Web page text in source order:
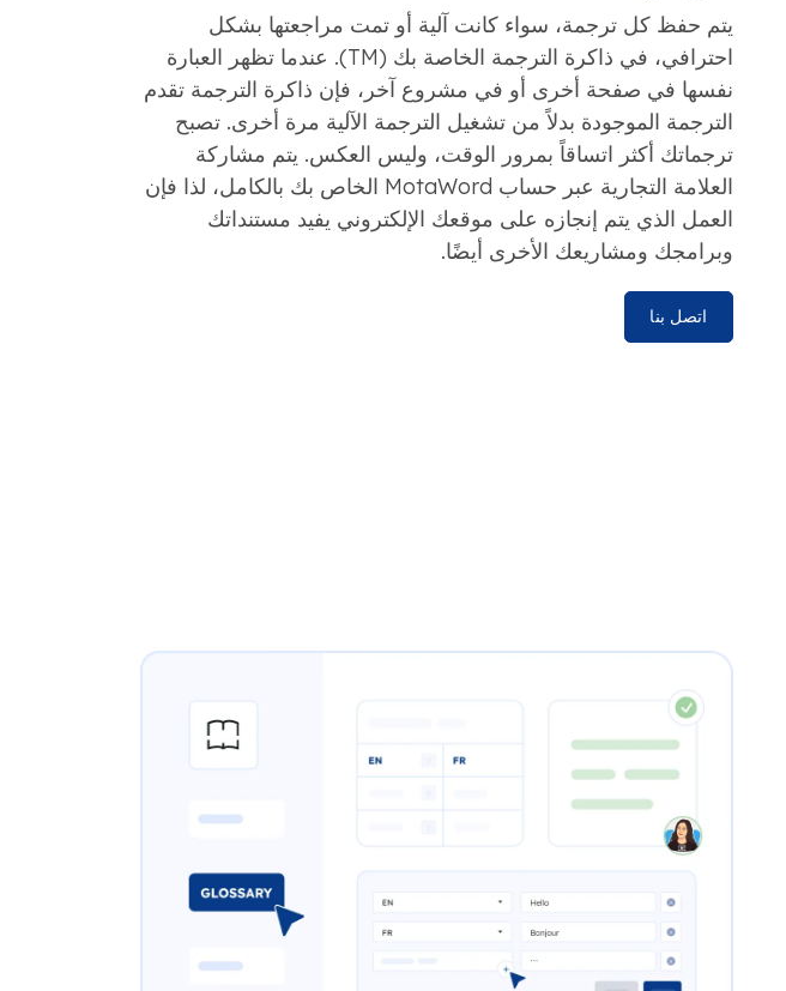
يتم حفظ كل ترجمة، سواء كانت آلية أو تمت مراجعتها بشكل
احترافي، في ذاكرة الترجمة الخاصة بك (TM). عندما تظهر العبارة
نفسها في صفحة أخرى أو في مشروع آخر، فإن ذاكرة الترجمة تقدم
الترجمة الموجودة بدلاً من تشغيل الترجمة الآلية مرة أخرى. تصبح
ترجماتك أكثر اتساقاً بمرور الوقت، وليس العكس. يتم مشاركة
العلامة التجارية عبر حساب MotaWord الخاص بك بالكامل، لذا فإن
العمل الذي يتم إنجازه على موقعك الإلكتروني يفيد مستنداتك
وبرامجك ومشاريعك الأخرى أيضًا.
اتصل بنا